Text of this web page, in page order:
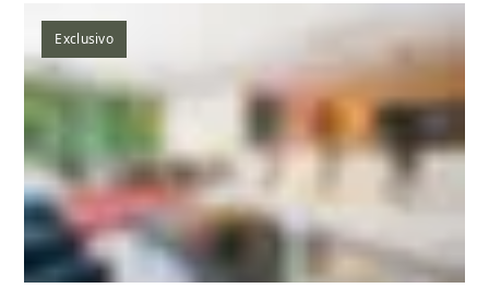
Exclusivo